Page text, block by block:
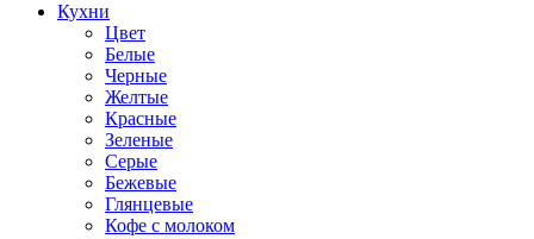
Кухни
Цвет
Белые
Черные
Желтые
Красные
Зеленые
Серые
Бежевые
Глянцевые
Кофе с молоком